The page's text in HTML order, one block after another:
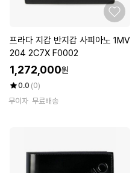
프라다 지갑 반지갑 사피아노 1MV
204 2C7X F0002
1,272,000원
0.0 (0)
무이자 무료배송